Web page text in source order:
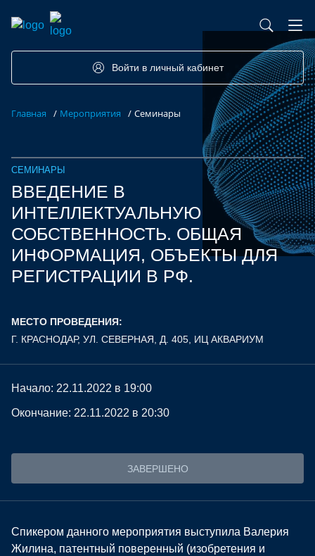
Войти в личный кабинет
Главная / Мероприятия / Семинары
СЕМИНАРЫ
ВВЕДЕНИЕ В
ИНТЕЛЛЕКТУАЛЬНУЮ
СОБСТВЕННОСТЬ. ОБЩАЯ
ИНФОРМАЦИЯ, ОБЪЕКТЫ ДЛЯ
РЕГИСТРАЦИИ В РФ.
МЕСТО ПРОВЕДЕНИЯ:
Г. КРАСНОДАР, УЛ. СЕВЕРНАЯ, Д. 405, ИЦ АКВАРИУМ
Начало: 22.11.2022 в 19:00
Окончание: 22.11.2022 в 20:30
ЗАВЕРШЕНО
Спикером данного мероприятия выступила Валерия
Жилина, патентный поверенный (изобретения и
Форумы/Конференции